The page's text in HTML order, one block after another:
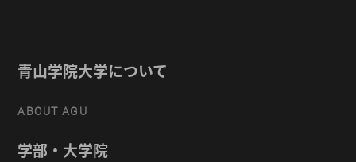
青山学院大学について
ABOUT AGU
学部・大学院